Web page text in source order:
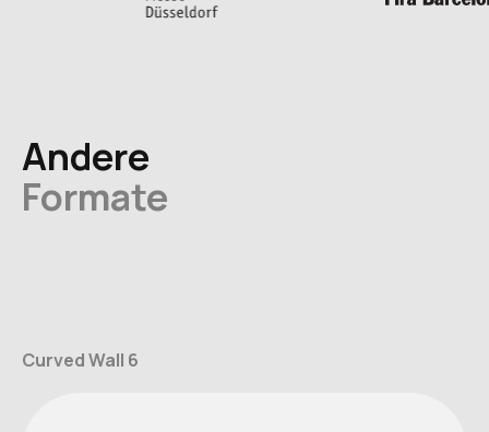
Andere
Formate
Curved Wall 6